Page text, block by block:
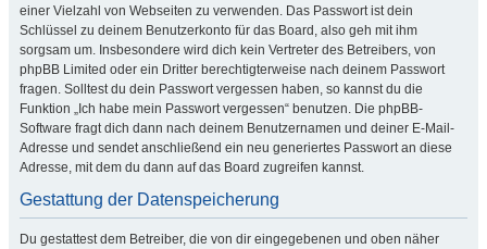
einer Vielzahl von Webseiten zu verwenden. Das Passwort ist dein
Schlüssel zu deinem Benutzerkonto für das Board, also geh mit ihm
sorgsam um. Insbesondere wird dich kein Vertreter des Betreibers, von
phpBB Limited oder ein Dritter berechtigterweise nach deinem Passwort
fragen. Solltest du dein Passwort vergessen haben, so kannst du die
Funktion „Ich habe mein Passwort vergessen“ benutzen. Die phpBB-
Software fragt dich dann nach deinem Benutzernamen und deiner E-Mail-
Adresse und sendet anschließend ein neu generiertes Passwort an diese
Adresse, mit dem du dann auf das Board zugreifen kannst.
Gestattung der Datenspeicherung
Du gestattest dem Betreiber, die von dir eingegebenen und oben näher